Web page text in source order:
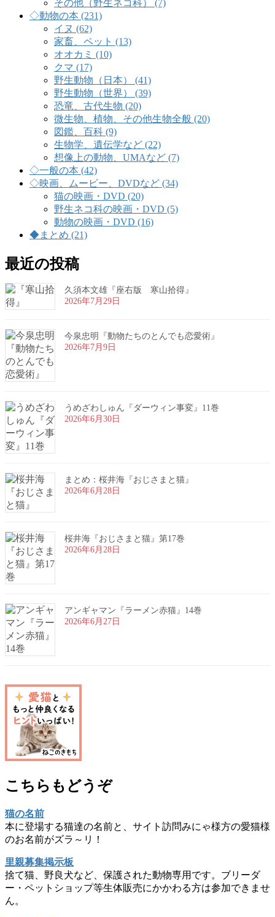
その他（野生ネコ科） (7)
◇動物の本 (231)
イヌ (62)
家畜、ペット (13)
オオカミ (10)
クマ (17)
野生動物（日本） (41)
野生動物（世界） (39)
恐竜、古代生物 (20)
微生物、植物、その他生物全般 (20)
図鑑、百科 (9)
生物学、遺伝学など (22)
想像上の動物、UMAなど (7)
◇一般の本 (42)
◇映画、ムービー、DVDなど (34)
猫の映画・DVD (20)
野生ネコ科の映画・DVD (5)
動物の映画・DVD (16)
◆まとめ (21)
最近の投稿
久須本文雄『座右版 寒山拾得』
2026年7月29日
今泉忠明『動物たちのとんでも恋愛術』
2026年7月9日
うめざわしゅん『ダーウィン事変』11巻
2026年6月30日
まとめ：桜井海『おじさまと猫』
2026年6月28日
桜井海『おじさまと猫』第17巻
2026年6月28日
アンギャマン『ラーメン赤猫』14巻
2026年6月27日
こちらもどうぞ
猫の名前
本に登場する猫達の名前と、サイト訪問みにゃ様方の愛猫様
のお名前がズラ～リ！
里親募集掲示板
捨て猫、野良犬など、保護された動物専用です。ブリーダ
ー・ペットショップ等生体販売にかかわる方は参加できませ
ん。